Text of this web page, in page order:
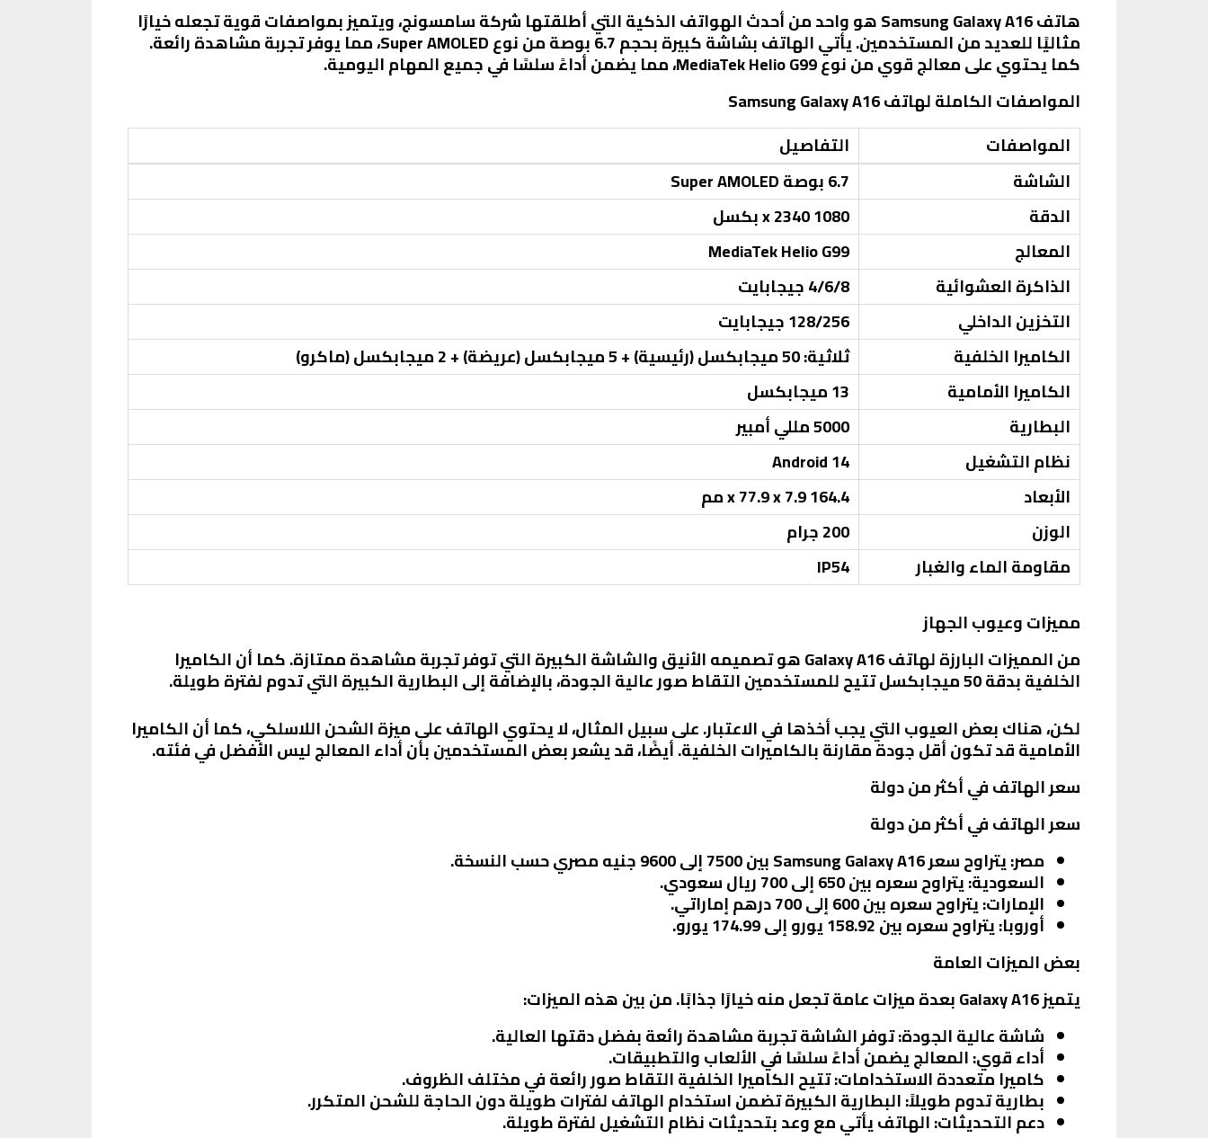
هاتف Samsung Galaxy A16 هو واحد من أحدث الهواتف الذكية التي أطلقتها شركة سامسونج، ويتميز بمواصفات قوية تجعله خيارًا
مثاليًا للعديد من المستخدمين. يأتي الهاتف بشاشة كبيرة بحجم 6.7 بوصة من نوع Super AMOLED، مما يوفر تجربة مشاهدة رائعة.
كما يحتوي على معالج قوي من نوع MediaTek Helio G99، مما يضمن أداءً سلسًا في جميع المهام اليومية.
المواصفات الكاملة لهاتف Samsung Galaxy A16
المواصفات
التفاصيل
الشاشة
6.7 بوصة Super AMOLED
الدقة
1080 x 2340 بكسل
المعالج
MediaTek Helio G99
الذاكرة العشوائية
4/6/8 جيجابايت
التخزين الداخلي
128/256 جيجابايت
الكاميرا الخلفية
ثلاثية: 50 ميجابكسل (رئيسية) + 5 ميجابكسل (عريضة) + 2 ميجابكسل (ماكرو)
الكاميرا الأمامية
13 ميجابكسل
البطارية
5000 مللي أمبير
نظام التشغيل
Android 14
الأبعاد
164.4 x 77.9 x 7.9 مم
الوزن
200 جرام
مقاومة الماء والغبار
IP54
مميزات وعيوب الجهاز
من المميزات البارزة لهاتف Galaxy A16 هو تصميمه الأنيق والشاشة الكبيرة التي توفر تجربة مشاهدة ممتازة. كما أن الكاميرا
الخلفية بدقة 50 ميجابكسل تتيح للمستخدمين التقاط صور عالية الجودة، بالإضافة إلى البطارية الكبيرة التي تدوم لفترة طويلة.
لكن، هناك بعض العيوب التي يجب أخذها في الاعتبار. على سبيل المثال، لا يحتوي الهاتف على ميزة الشحن اللاسلكي، كما أن الكاميرا
الأمامية قد تكون أقل جودة مقارنة بالكاميرات الخلفية. أيضًا، قد يشعر بعض المستخدمين بأن أداء المعالج ليس الأفضل في فئته.
سعر الهاتف في أكثر من دولة
سعر الهاتف في أكثر من دولة
مصر: يتراوح سعر Samsung Galaxy A16 بين 7500 إلى 9600 جنيه مصري حسب النسخة.
السعودية: يتراوح سعره بين 650 إلى 700 ريال سعودي.
الإمارات: يتراوح سعره بين 600 إلى 700 درهم إماراتي.
أوروبا: يتراوح سعره بين 158.92 يورو إلى 174.99 يورو.
بعض الميزات العامة
يتميز Galaxy A16 بعدة ميزات عامة تجعل منه خيارًا جذابًا. من بين هذه الميزات:
شاشة عالية الجودة: توفر الشاشة تجربة مشاهدة رائعة بفضل دقتها العالية.
أداء قوي: المعالج يضمن أداءً سلسًا في الألعاب والتطبيقات.
كاميرا متعددة الاستخدامات: تتيح الكاميرا الخلفية التقاط صور رائعة في مختلف الظروف.
بطارية تدوم طويلاً: البطارية الكبيرة تضمن استخدام الهاتف لفترات طويلة دون الحاجة للشحن المتكرر.
دعم التحديثات: الهاتف يأتي مع وعد بتحديثات نظام التشغيل لفترة طويلة.